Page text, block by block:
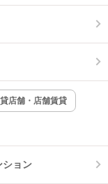
ターネット無料
貸店舗・店舗賃貸
ション